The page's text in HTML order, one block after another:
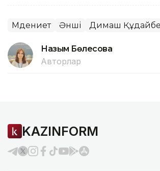
Мәдениет Әнші Димаш
Назым Бөлесова
Авторлар
KAZINFORM